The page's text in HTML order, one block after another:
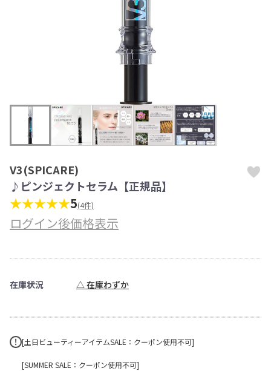
V3(SPICARE)
♪ピンジェクトセラム【正規品】
★★★★★5(4件)
ログイン後価格表示
在庫状況 △ 在庫わずか
[土日ビューティーアイテムSALE：クーポン使用不可]
[SUMMER SALE：クーポン使用不可]